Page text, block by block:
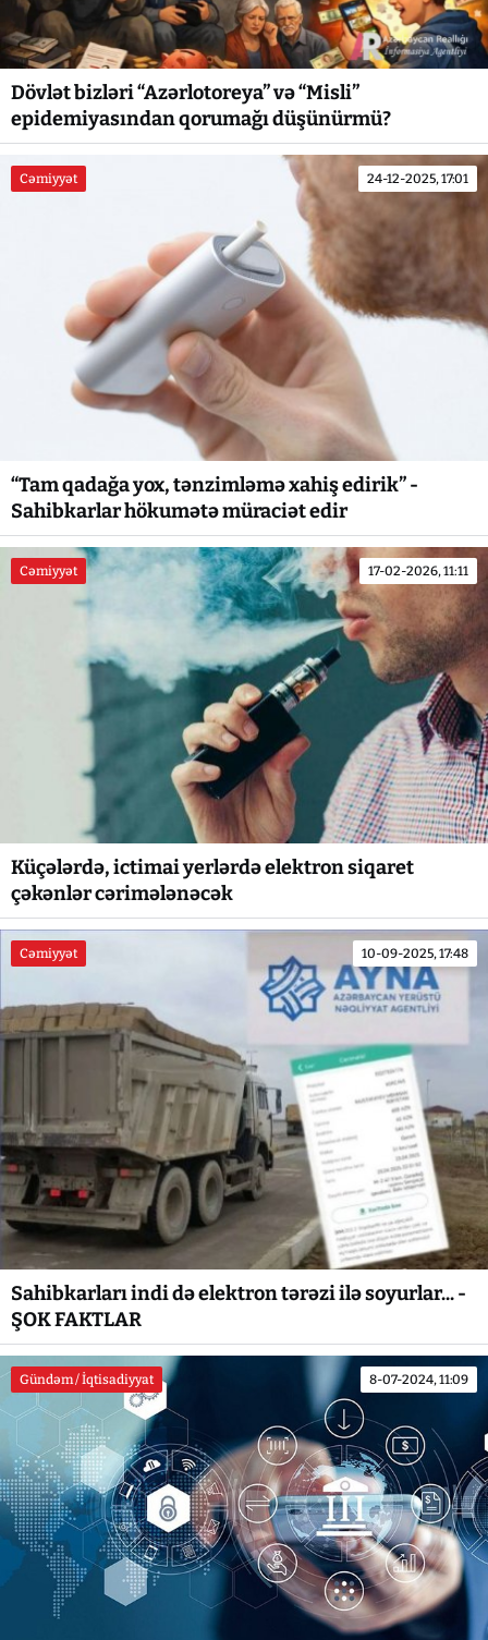
Dövlət bizləri “Azərlotoreya” və “Misli”
epidemiyasından qorumağı düşünürmü?
Cəmiyyət 24-12-2025, 17:01
“Tam qadağa yox, tənzimləmə xahiş edirik” -
Sahibkarlar hökumətə müraciət edir
Cəmiyyət 17-02-2026, 11:11
Küçələrdə, ictimai yerlərdə elektron siqaret
çəkənlər cərimələnəcək
Cəmiyyət 10-09-2025, 17:48
Sahibkarları indi də elektron tərəzi ilə soyurlar... -
ŞOK FAKTLAR
Gündəm / İqtisadiyyat 8-07-2024, 11:09